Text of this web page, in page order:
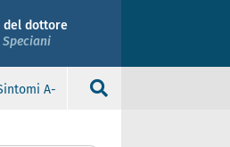
del dottore
A-